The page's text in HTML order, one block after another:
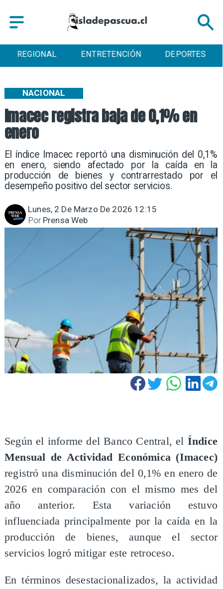
ENTRETENCIÓN DEPORTES CULTURA
Imacec registra baja de 0,1% en
enero
El índice Imacec reportó una disminución del 0,1%
en enero, siendo afectado por la caída en la
producción de bienes y contrarrestado por el
desempeño positivo del sector servicios.
NACIONAL
Lunes, 2 De Marzo De 2026 12:15
Prensa Web
Por
Según el informe del Banco Central, el Índice
Mensual de Actividad Económica (Imacec)
registró una disminución del 0,1% en enero de
2026 en comparación con el mismo mes del
año anterior. Esta variación estuvo
influenciada principalmente por la caída en la
producción de bienes, aunque el sector
servicios logró mitigar este retroceso.
En términos desestacionalizados, la actividad